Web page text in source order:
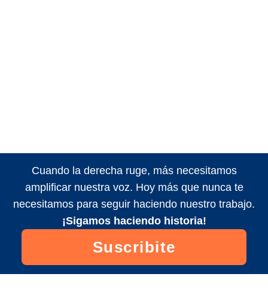
Cuando la derecha ruge, más necesitamos
amplificar nuestra voz. Hoy más que nunca te
necesitamos para seguir haciendo nuestro trabajo.
¡Sigamos haciendo historia!
Suscribite